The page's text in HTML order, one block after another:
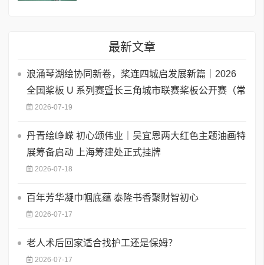
最新文章
浪涌琴湖绘协同新卷，桨连四城启发展新篇｜2026
全国桨板 U 系列赛暨长三角城市联赛桨板公开赛（常
2026-07-19
丹青绘峥嵘 初心颂伟业｜吴宜恩两大红色主题油画特
展筹备启动 上海筹建处正式挂牌
2026-07-18
百年芳华凝巾帼底蕴 泰隆书香聚财智初心
2026-07-17
老人术后回家适合找护工还是保姆？
2026-07-17